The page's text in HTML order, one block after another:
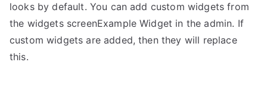
looks by default. You can add custom widgets from
the widgets screenExample Widget in the admin. If
custom widgets are added, then they will replace
this.